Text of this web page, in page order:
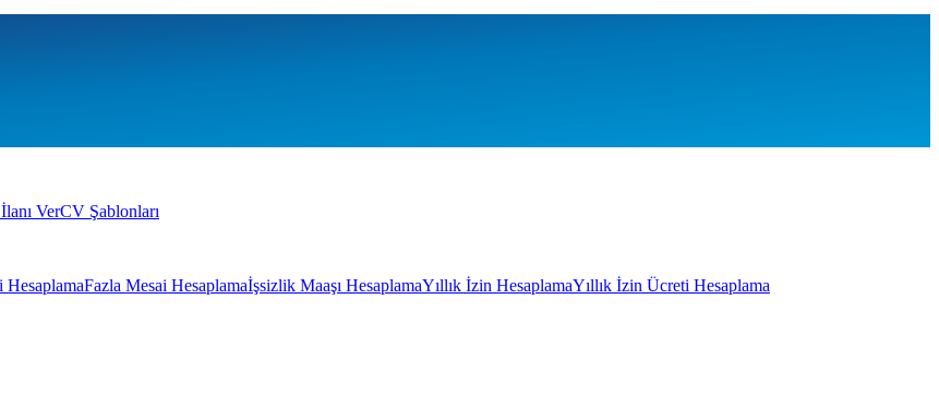
VerCV Şablonları
HesaplamaFazla Mesai Hesaplamaİşsizlik Maaşı HesaplamaYıllık İzin HesaplamaYıllık İzin Ücreti Hesaplama